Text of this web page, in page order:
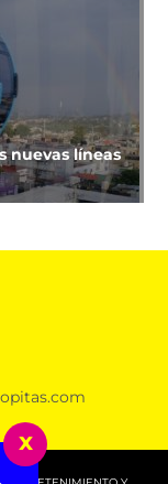
nuevas líneas
por su
x